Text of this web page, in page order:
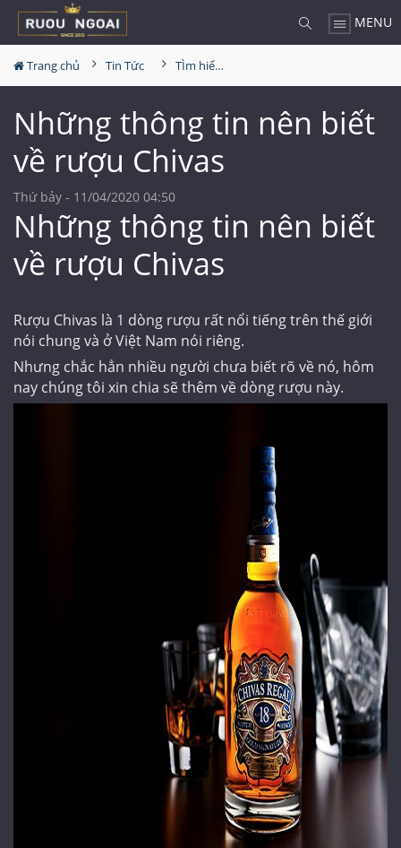
MENU
Trang chủ Tin Tức TÌm hiểu về rượu
Những thông tin nên biết
về rượu Chivas
Thứ bảy - 11/04/2020 04:50
Những thông tin nên biết
về rượu Chivas
Rượu Chivas là 1 dòng rượu rất nổi tiếng trên thế giới
nói chung và ở Việt Nam nói riêng.
Nhưng chắc hẳn nhiều người chưa biết rõ về nó, hôm
nay chúng tôi xin chia sẽ thêm về dòng rượu này.